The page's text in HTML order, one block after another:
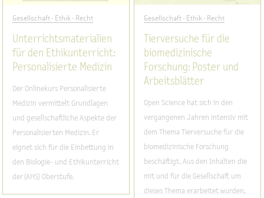
Gesellschaft - Ethik - Recht
Unterrichtsmaterialien
für den Ethikunterricht:
Personalisierte Medizin
Der Onlinekurs Personalisierte
Medizin vermittelt Grundlagen
und gesellschaftliche Aspekte der
Personalisierten Medizin. Er
eignet sich für die Einbettung in
den Biologie- und Ethikunterricht
der (AHS) Oberstufe.
Gesellschaft - Ethik - Recht
Tierversuche für die
biomedizinische
Forschung: Poster und
Arbeitsblätter
Open Science hat sich in den
vergangenen Jahren intensiv mit
dem Thema Tierversuche für die
biomedizinische Forschung
beschäftigt. Aus den Inhalten die
mit und für die Gesellschaft um
dieses Thema erarbeitet wurden,